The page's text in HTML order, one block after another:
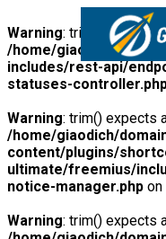
Warning: trim() expects
/home/giaodich/
includes/rest-api/
statuses-
Warning: trim() expects
/home/giaodich/
content/plugins/
ultimate/freemius/
notice-manager.php on
Warning: trim() expects